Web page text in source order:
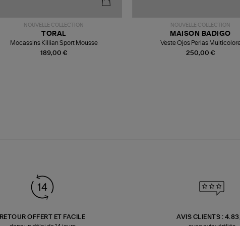
NOUVELLE COLLECTION
189,00 €
TORAL
Mocassins Killian Sport Mousse
NOUVELLE COLLECTION
250,00 €
MAISON BADIGO
Veste Ojos Perlas
RETOUR OFFERT ET FACILE
AVIS CLIENTS :